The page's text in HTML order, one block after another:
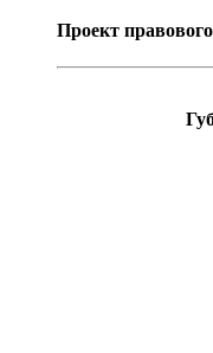
Проект